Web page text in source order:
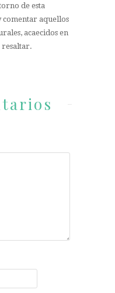
de esta
comentar aquellos
acaecidos en
resaltar.